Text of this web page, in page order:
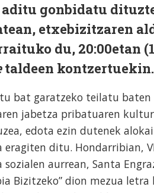
gonbidatu
etxebizitzaren
du, 20:00etan
taldeen kontzertuekin.
bat garatzeko teilatu baten
jabetza pribatuaren
edota ezin dutenek
eragiten ditu. Hondarribian,
aurrean, Santa
Bizitzeko” dion mezua